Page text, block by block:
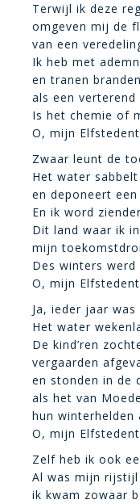
Terwijl ik deze
omgeven mij de
van een
Ik heb met
en tranen
als een verterend
Is het chemie of
O, mijn
Zwaar leunt de
Het water
en deponeert
En ik word
Dit land waar ik
mijn
Des winters werd
O, mijn
Ja, ieder jaar
Het water
De kind’ren
vergaarden
en stonden in de
als het van
hun winterhelden
O, mijn
Zelf heb ik ook
Al was mijn
ik kwam zowaar